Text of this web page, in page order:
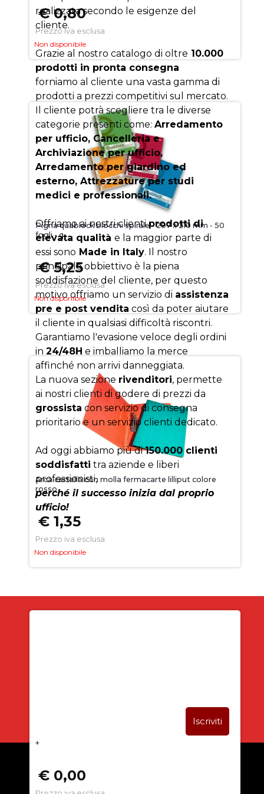
€ 0,80
Prezzo iva esclusa
Non disponibile
Pigna quablock blocchi spirale - 297 x 210 mm - 50
fogli - q
€ 5,25
Prezzo iva esclusa
Non disponibile
Arca cartella con molla fermacarte lilliput colore
rosso
€ 1,35
Prezzo iva esclusa
Non disponibile
+
€ 0,00
realizzata secondo le esigenze del
cliente.
Grazie al nostro catalogo di oltre 10.000
prodotti in pronta consegna
forniamo al cliente una vasta gamma di
prodotti a prezzi competitivi sul mercato.
Il cliente potrà scegliere tra le diverse
categorie presenti come: Arredamento
per ufficio, Cancelleria e
Archiviazione per ufficio,
Arredamento per giardino ed
esterno, Attrezzature per studi
medici e professionali.
Offriamo ai nostri clientiprodotti di
elevata qualità e la maggior parte di
essi sono Made in Italy. Il nostro
principale obbiettivo è la piena
soddisfazione del cliente, per questo
motivo offriamo un servizio di assistenza
pre e post vendita così da poter aiutare
il cliente in qualsiasi difficoltà riscontri.
Garantiamo l'evasione veloce degli ordini
in 24/48H e imballiamo la merce
affinché non arrivi danneggiata.
La nuova sezione rivenditori, permette
ai nostri clienti di godere di prezzi da
grossista con servizio di consegna
prioritario e un servizio clienti dedicato.
Ad oggi abbiamo più di150.000 clienti
soddisfatti tra aziende e liberi
professionisti,
perché il successo inizia dal proprio
ufficio!